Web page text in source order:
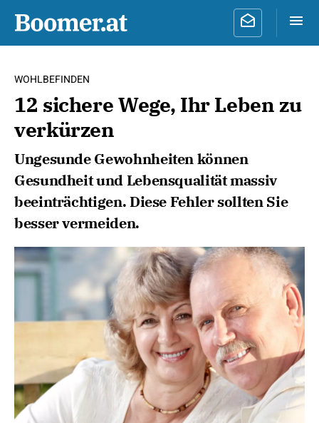
WOHLBEFINDEN
12 sichere Wege, Ihr Leben zu
verkürzen
Ungesunde Gewohnheiten können
Gesundheit und Lebensqualität massiv
beeinträchtigen. Diese Fehler sollten Sie
besser vermeiden.